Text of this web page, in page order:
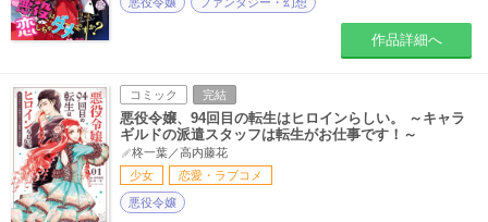
作品詳細へ
コミック 完結
悪役令嬢、94回目の転生はヒロインらしい。 ～キャラ
ギルドの派遣スタッフは転生がお仕事です！～
柊一葉／高内藤花
少女
恋愛・ラブコメ
悪役令嬢